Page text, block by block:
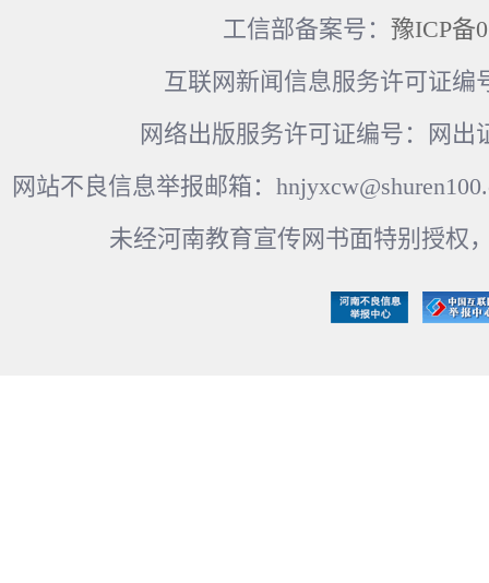
工信部备案号： 豫ICP备
互联网新闻信息服务许可证编
网络出版服务许可证编号：网出
网站不良信息举报邮箱：
未经河南教育宣传网书面特别授权